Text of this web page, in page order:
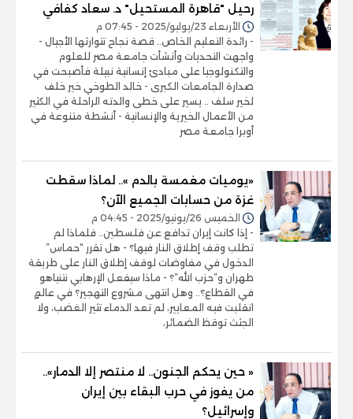
رحيل "قاهرة المستحيل" د. سعاد كفافي
الأربعاء 23/يوليو/2025 - 07:45 م
- رائدة التعليم الخاص.. قصة نجاح تتوارثها الأجيال -
واجهت التحديات وأنشأت جامعة مصر للعلوم
والتكنولوجيا على مبادئ إنسانية نبيلة فأصبحت في
صدارة الجامعات الكبرى - خالد الطوخي خير خلف
لخير سلف .. يسير على خطى والدته الراحلة في الكثير
من الأعمال الخيرية والإنسانية - أنشطة متنوعة في
أوبرا جامعة مصر
«يوميات مغمسة بالدم ».. لماذا سقطت
غزة من حسابات الجميع الآن؟
الخميس 26/يونيو/2025 - 04:45 م
- إذا كانت إيران تدافع عن فلسطين.. فلماذا لم
تطلب وقف إطلاق النار فيها؟ - هل تقرر “حماس”
الدخول في مفاوضات لوقف إطلاق النار على طريقة
طهران و”حزب الله”؟ - ماذا سيفعل الإرهابي نتنياهو
في القطاع؟.. وهل انتهى مشروع التهجير؟ في عالمٍ
انقلبت فيه المعايير، لم تعد الدماء تثير الغضب، ولا
الجثث توقظ الضمائر،
« حين يحكم الجنون.. لا منتصر إلا الدمار»..
من يفوز في حرب البقاء بين إيران
وإسرائيل؟